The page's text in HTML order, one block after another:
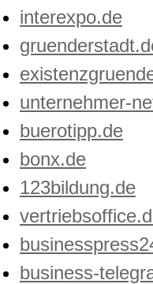
interexpo.de
unternehmer-
buerotipp.de
bonx.de
123bildung.de
business-